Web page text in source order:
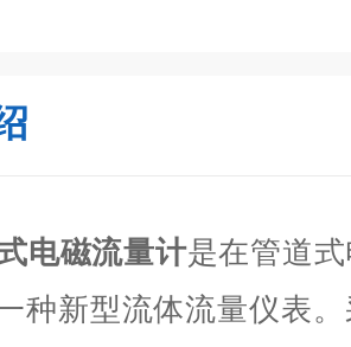
电磁流量计是在管道
种新型流体流量仪表